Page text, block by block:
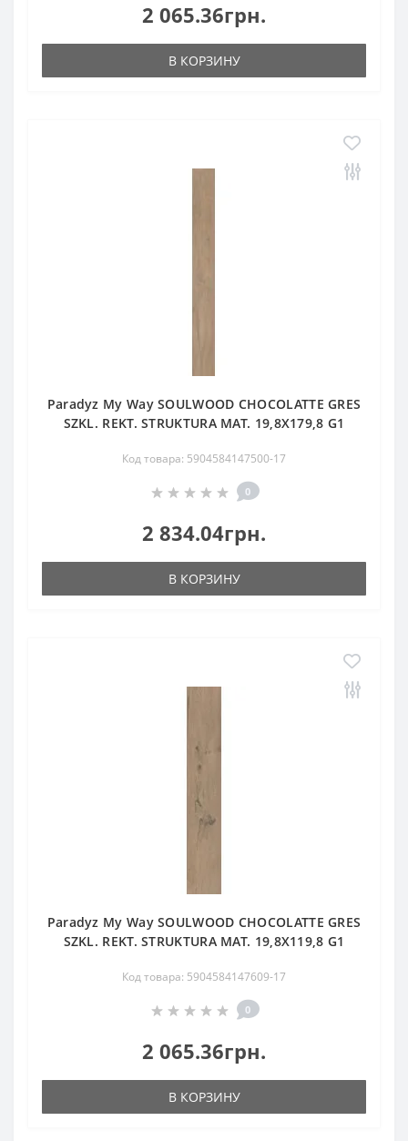
2 065.36грн.
В КОРЗИНУ
Paradyz My Way SOULWOOD CHOCOLATTE GRES
SZKL. REKT. STRUKTURA MAT. 19,8X179,8 G1
Код товара: 5904584147500-17
0
2 834.04грн.
В КОРЗИНУ
Paradyz My Way SOULWOOD CHOCOLATTE GRES
SZKL. REKT. STRUKTURA MAT. 19,8X119,8 G1
Код товара: 5904584147609-17
0
2 065.36грн.
В КОРЗИНУ